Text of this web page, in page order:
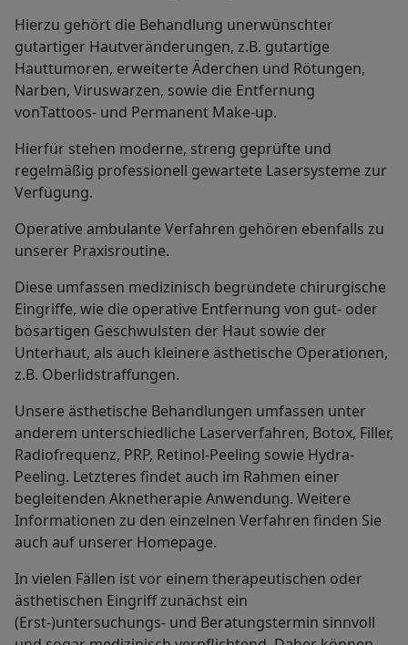
Hierzu gehört die Behandlung unerwünschter
gutartiger Hautveränderungen, z.B. gutartige
Hauttumoren, erweiterte Äderchen und Rötungen,
Narben, Viruswarzen, sowie die Entfernung
vonTattoos- und Permanent Make-up.
Hierfür stehen moderne, streng geprüfte und
regelmäßig professionell gewartete Lasersysteme zur
Verfügung.
Operative ambulante Verfahren gehören ebenfalls zu
unserer Praxisroutine.
Diese umfassen medizinisch begründete chirurgische
Eingriffe, wie die operative Entfernung von gut- oder
bösartigen Geschwulsten der Haut sowie der
Unterhaut, als auch kleinere ästhetische Operationen,
z.B. Oberlidstraffungen.
Unsere ästhetische Behandlungen umfassen unter
anderem unterschiedliche Laserverfahren, Botox, Filler,
Radiofrequenz, PRP, Retinol-Peeling sowie Hydra-
Peeling. Letzteres findet auch im Rahmen einer
begleitenden Aknetherapie Anwendung. Weitere
Informationen zu den einzelnen Verfahren finden Sie
auch auf unserer Homepage.
In vielen Fällen ist vor einem therapeutischen oder
ästhetischen Eingriff zunächst ein
(Erst-)untersuchungs- und Beratungstermin sinnvoll